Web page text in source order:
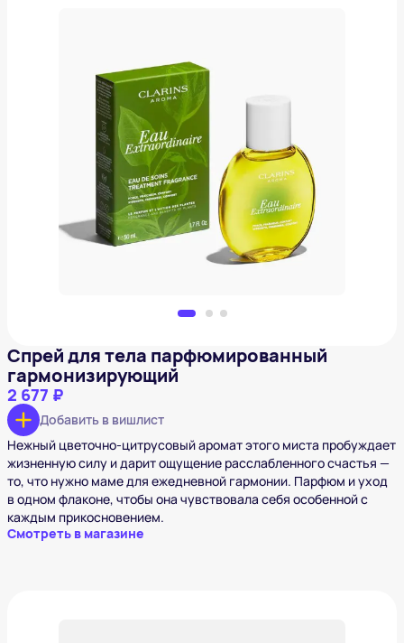
Спрей для тела парфюмированный
гармонизирующий
2 677 ₽
Добавить в вишлист
Спрей для тела парфюмированный
гармонизирующий
2 677 ₽
Добавить в вишлист
Нежный цветочно-цитрусовый аромат этого миста пробуждает
жизненную силу и дарит ощущение расслабленного счастья —
то, что нужно маме для ежедневной гармонии. Парфюм и уход
в одном флаконе, чтобы она чувствовала себя особенной с
каждым прикосновением.
Смотреть в магазине